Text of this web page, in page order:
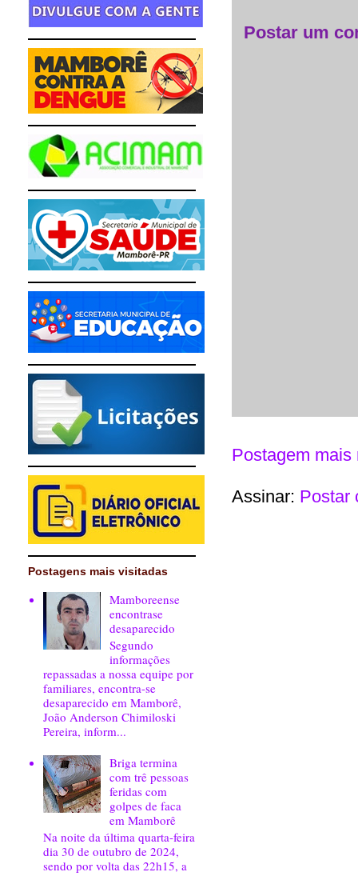
Postar um
Postagem mais
Assinar: Postar
Postagens mais visitadas
Mamboreense
encontrase
desaparecido
Segundo
informações
repassadas a nossa equipe por
familiares, encontra-se
desaparecido em Mamborê,
João Anderson Chimiloski
Pereira, inform...
Briga termina
com trê pessoas
feridas com
golpes de faca
em Mamborê
Na noite da última quarta-feira
dia 30 de outubro de 2024,
sendo por volta das 22h15, a